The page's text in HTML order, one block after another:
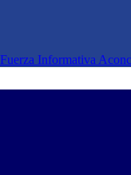
Fuerza Informativa